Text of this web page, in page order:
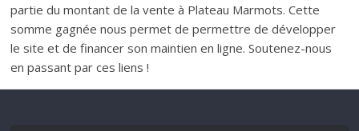
partie du montant de la vente à Plateau Marmots. Cette
somme gagnée nous permet de permettre de développer
le site et de financer son maintien en ligne. Soutenez-nous
en passant par ces liens !